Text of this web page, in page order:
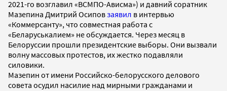
2021-го возглавил «ВСМПО-Ависма») и давний соратник
Мазепина Дмитрий Осиповзаявил в интервью
«Коммерсанту», что совместная работа с
«Беларуськалием» не обсуждается. Через месяц в
Белоруссии прошли президентские выборы. Они вызвали
волну массовых протестов, их жестко подавляли
силовики.
Мазепин от имени Российско-белорусского делового
совета осудил насилие над мирными гражданами и